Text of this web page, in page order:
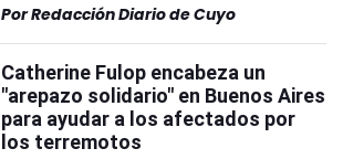
PorRedacción Diario de Cuyo
Catherine Fulop encabeza un
"arepazo solidario" en Buenos Aires
para ayudar a los afectados por
los terremotos